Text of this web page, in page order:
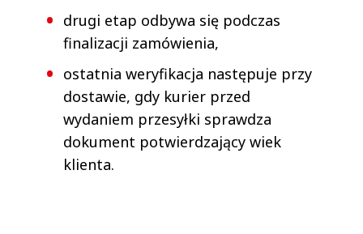
drugi etap odbywa się podczas
finalizacji zamówienia,
ostatnia weryfikacja następuje przy
dostawie, gdy kurier przed
wydaniem przesyłki sprawdza
dokument potwierdzający wiek
klienta.